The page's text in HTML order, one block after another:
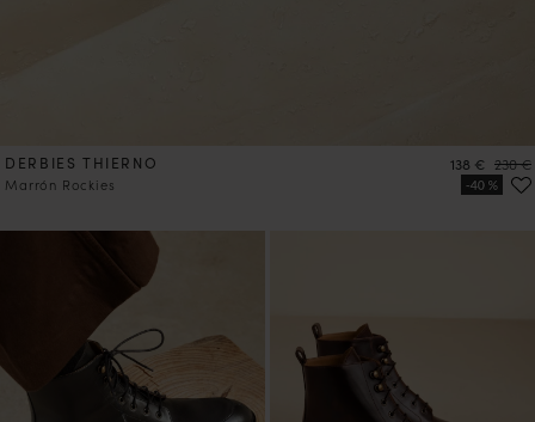
DERBIES THIERNO
Marrón Rockies
Precio
138 € Precio
230 €